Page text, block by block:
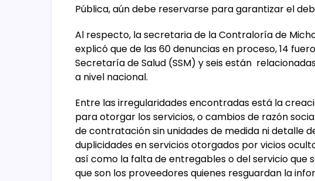
Pública, aún debe reservarse para garantizar el
Al respecto, la secretaria de la Contraloría de
explicó que de las 60 denuncias en proceso, 14
Secretaría de Salud (SSM) y seis están
a nivel nacional.
Entre las irregularidades encontradas está la
para otorgar los servicios, o cambios de razón
de contratación sin unidades de medida ni detalle
duplicidades en servicios otorgados por vicios
así como la falta de entregables o del servicio que
que son los proveedores quienes resguardan la